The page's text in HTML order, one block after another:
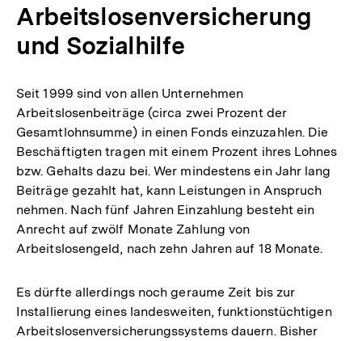
Arbeitslosenversicherung
und Sozialhilfe
Seit 1999 sind von allen Unternehmen
Arbeitslosenbeiträge (circa zwei Prozent der
Gesamtlohnsumme) in einen Fonds einzuzahlen. Die
Beschäftigten tragen mit einem Prozent ihres Lohnes
bzw. Gehalts dazu bei. Wer mindestens ein Jahr lang
Beiträge gezahlt hat, kann Leistungen in Anspruch
nehmen. Nach fünf Jahren Einzahlung besteht ein
Anrecht auf zwölf Monate Zahlung von
Arbeitslosengeld, nach zehn Jahren auf 18 Monate.
Es dürfte allerdings noch geraume Zeit bis zur
Installierung eines landesweiten, funktionstüchtigen
Arbeitslosenversicherungssystems dauern. Bisher